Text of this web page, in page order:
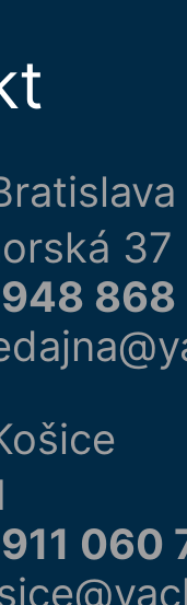
37
060